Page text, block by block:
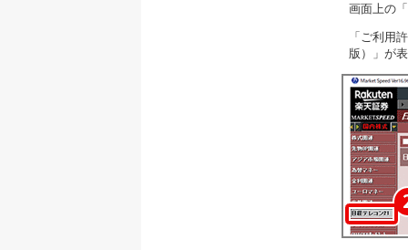
画面上の
「ご利用
版）」が